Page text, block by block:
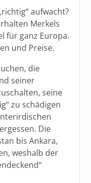
aufwacht?
Merkels
für ganz Europa.
und Preise.
die
seiner
seine
zu schädigen
Die
bis Ankara,
weshalb der